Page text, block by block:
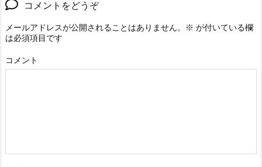
コメントをどうぞ
メールアドレスが公開されることはありません。 ※ が付いている欄
は必須項目です
コメント